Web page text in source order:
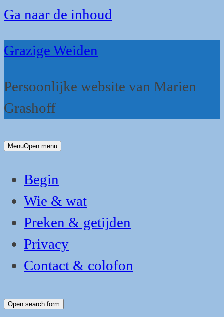
Ga naar de inhoud
Grazige Weiden
Persoonlijke website van Marien
Grashoff
MenuOpen menu
Begin
Wie & wat
Preken & getijden
Privacy
Contact & colofon
Open search form